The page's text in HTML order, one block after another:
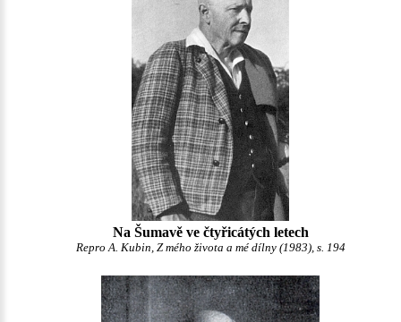
Na Šumavě ve čtyřicátých letech
Repro A. Kubin, Z mého života a mé dílny (1983), s. 194